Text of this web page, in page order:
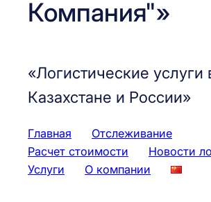
Компания"»
«Логистические услуги
Казахстане и России»
Главная
Отслеживание
Расчет стоимости
Новости
Услуги
О компании